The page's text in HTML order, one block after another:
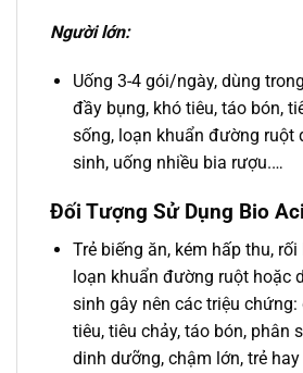
Người lớn:
Uống 3-4 gói/ngày, dùng
đầy bụng, khó tiêu, táo bón,
sống, loạn khuẩn đường ruột
sinh, uống nhiều bia rượu.…
Đối Tượng Sử Dụng Bio
Trẻ biếng ăn, kém hấp thu,
loạn khuẩn đường ruột hoặc
sinh gây nên các triệu
tiêu, tiêu chảy, táo bón, phân
dinh dưỡng, chậm lớn, trẻ